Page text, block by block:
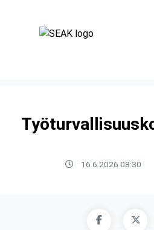
16.6.2026 08:30